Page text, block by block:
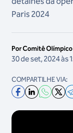
Paris 2024
Por Comitê
30 de set, 2024 às
COMPARTILHE VIA: